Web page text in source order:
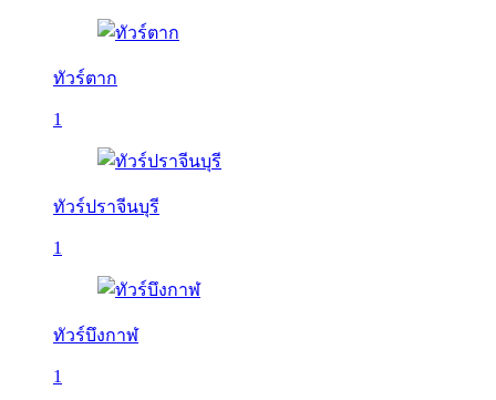
ทัวร์ตาก
1
ทัวร์ปราจีนบุรี
1
ทัวร์บึงกาฬ
1